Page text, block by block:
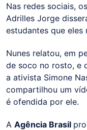
Nas redes sociais,
Adrilles Jorge
estudantes que eles
Nunes relatou, em
de soco no rosto, e
a ativista Simone
compartilhou um
é ofendida por ele.
A Agência Brasil